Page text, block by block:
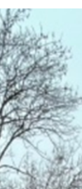
tramway
D'après les
projet pose 2
le secteur des
même si ce
aujourd'hui